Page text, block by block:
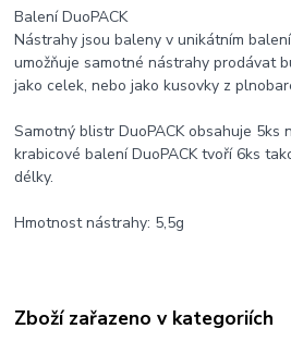
Balení DuoPACK
Nástrahy jsou baleny v unikátním
umožňuje samotné nástrahy prodávat
jako celek, nebo jako kusovky z
Samotný blistr DuoPACK obsahuje 5ks
krabicové balení DuoPACK tvoří 6ks
délky.
Hmotnost nástrahy: 5,5g
Zboží zařazeno v kategoriích